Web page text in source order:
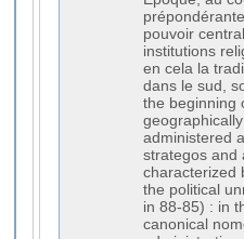
pouvoir
institutions
en cela la
dans le sud,
the beginning
administered
strategos and
characterized
the political
in 88-85) : in
canonical